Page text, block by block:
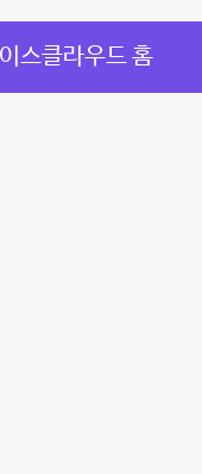
스클라우드 홈